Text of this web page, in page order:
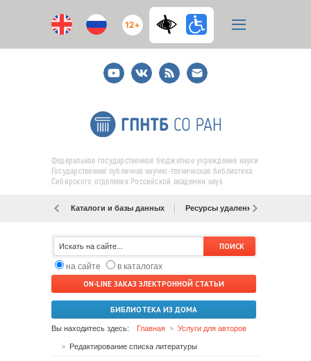
12+
YoutubeВКонтакте
RSS
E-
mail
подписка
Федеральное государственное бюджетное учреждение науки
Государственная публичная научно-техническая библиотека
Сибирского отделения Российской академии наук
Каталоги и базы данных Ресурсы удаленного доступа
на сайте
в каталогах
ON-LINE ЗАКАЗ ЭЛЕКТРОННОЙ СТАТЬИ
БИБЛИОТЕКА ИЗ ДОМА
Вы находитесь здесь: Главная Услуги для авторов
Редактирование списка литературы